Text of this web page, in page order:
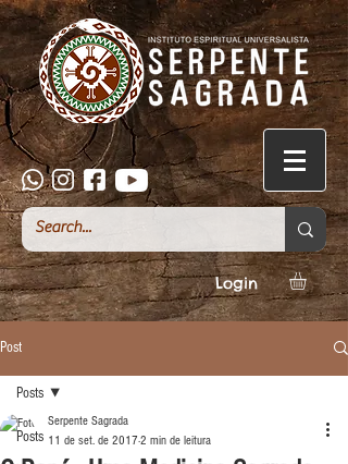
Login
Post
Posts
Posts
Serpente Sagrada
11 de set. de 2017 2 min de leitura